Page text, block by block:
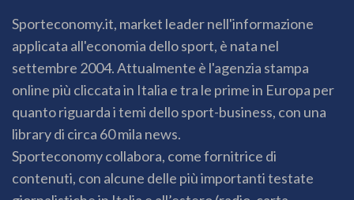
Sporteconomy.it, market leader nell'informazione
applicata all'economia dello sport, è nata nel
settembre 2004. Attualmente è l'agenzia stampa
online più cliccata in Italia e tra le prime in Europa per
quanto riguarda i temi dello sport-business, con una
library di circa 60 mila news.
Sporteconomy collabora, come fornitrice di
contenuti, con alcune delle più importanti testate